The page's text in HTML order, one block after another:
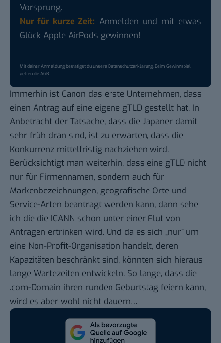
Vorsprung.
Nur für kurze Zeit: Anmelden und mit etwas
Glück Apple AirPods gewinnen!
Mit deiner Anmeldung bestätigst du unsereDatenschutzerklärung. Beim Gewinnspiel
gelten dieAGB.
Immerhin ist Canon das erste Unternehmen, dass
einen Antrag auf eine eigene gTLD gestellt hat. In
Anbetracht der Tatsache, dass die Japaner damit
sehr früh dran sind, ist zu erwarten, dass die
Konkurrenz mittelfristig nachziehen wird.
Berücksichtigt man weiterhin, dass eine gTLD nicht
nur für Firmennamen, sondern auch für
Markenbezeichnungen, geografische Orte und
Service-Arten beantragt werden kann, dann sehe
ich die die ICANN schon unter einer Flut von
Anträgen ertrinken wird. Und da es sich „nur“ um
eine Non-Profit-Organisation handelt, deren
Kapazitäten beschränkt sind, könnten sich hieraus
lange Wartezeiten entwickeln. So lange, dass die
.com-Domain ihren runden Geburtstag feiern kann,
wird es aber wohl nicht dauern…